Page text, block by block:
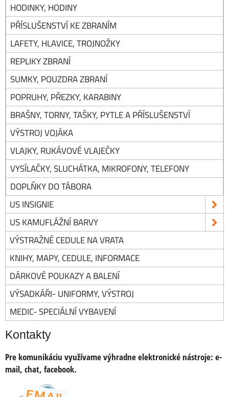
HODINKY, HODINY
PŘÍSLUŠENSTVÍ KE ZBRANÍM
LAFETY, HLAVICE, TROJNOŽKY
REPLIKY ZBRANÍ
SUMKY, POUZDRA ZBRANÍ
POPRUHY, PŘEZKY, KARABINY
BRAŠNY, TORNY, TAŠKY, PYTLE A PŘÍSLUŠENSTVÍ
VÝSTROJ VOJÁKA
VLAJKY, RUKÁVOVÉ VLAJEČKY
VYSÍLAČKY, SLUCHÁTKA, MIKROFONY, TELEFONY
DOPLŇKY DO TÁBORA
US INSIGNIE
US KAMUFLÁŽNÍ BARVY
VÝSTRAŽNÉ CEDULE NA VRATA
KNIHY, MAPY, CEDULE, INFORMACE
DÁRKOVÉ POUKAZY A BALENÍ
VÝSADKÁŘI- UNIFORMY, VÝSTROJ
MEDIC- SPECIÁLNÍ VYBAVENÍ
Kontakty
Pre komunikáciu využívame výhradne elektronické nástroje: e-
mail, chat, facebook.